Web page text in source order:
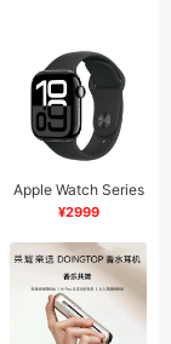
Apple Watch Series
10 GPS版
¥2999